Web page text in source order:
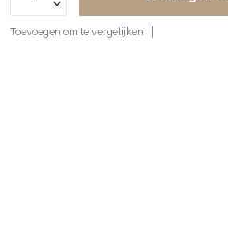
Toevoegen om te vergelijken